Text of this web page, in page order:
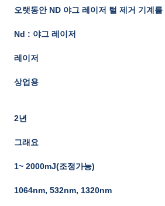
오랫동안 ND 야그 레이저 털 제거 기계
Nd : 야그 레이저
레이저
상업용
2년
그래요
1~ 2000mJ(조정가능)
1064nm, 532nm, 1320nm